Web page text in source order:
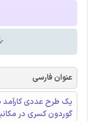
عنوان فارسی
یک طرح عددی کارآمد
گوردون کسری در